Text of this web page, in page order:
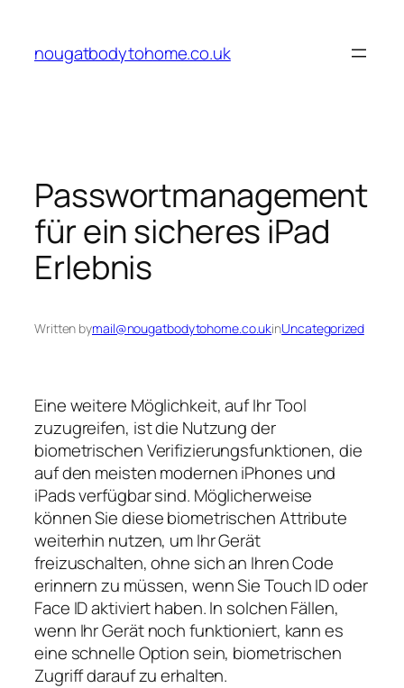
content
nougatbodytohome.co.uk
Passwortmanagement
für ein sicheres iPad
Erlebnis
Written bymail@nougatbodytohome.co.ukinUncategorized
Eine weitere Möglichkeit, auf Ihr Tool
zuzugreifen, ist die Nutzung der
biometrischen Verifizierungsfunktionen, die
auf den meisten modernen iPhones und
iPads verfügbar sind. Möglicherweise
können Sie diese biometrischen Attribute
weiterhin nutzen, um Ihr Gerät
freizuschalten, ohne sich an Ihren Code
erinnern zu müssen, wenn Sie Touch ID oder
Face ID aktiviert haben. In solchen Fällen,
wenn Ihr Gerät noch funktioniert, kann es
eine schnelle Option sein, biometrischen
Zugriff darauf zu erhalten.